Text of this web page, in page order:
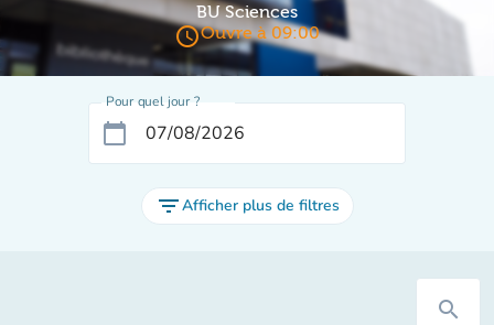
BU Sciences
access_timeOuvre à 09:00
Pour quel jour ?
calendar_today
filter_listAfficher plus de filtres
search